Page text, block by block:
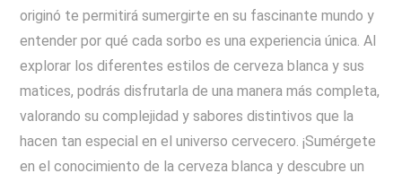
originó te permitirá sumergirte en su fascinante mundo y
entender por qué cada sorbo es una experiencia única. Al
explorar los diferentes estilos de cerveza blanca y sus
matices, podrás disfrutarla de una manera más completa,
valorando su complejidad y sabores distintivos que la
hacen tan especial en el universo cervecero. ¡Sumérgete
en el conocimiento de la cerveza blanca y descubre un